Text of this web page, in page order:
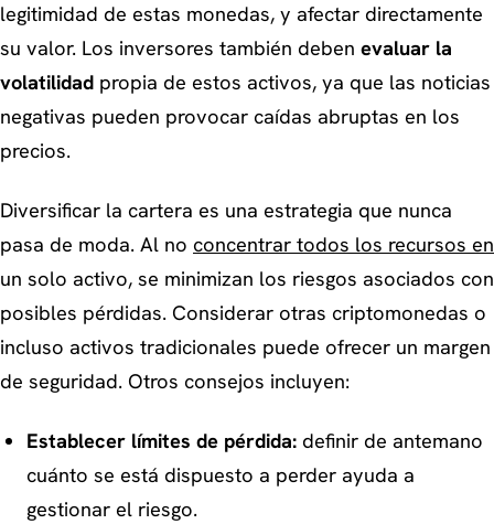
legitimidad de estas monedas, y afectar directamente
su valor. Los inversores también deben evaluar la
volatilidad propia de estos activos, ya que las noticias
negativas pueden provocar caídas abruptas en los
precios.
Diversificar la cartera es una estrategia que nunca
pasa de moda. Al no concentrar todos los recursos en
un solo activo, se minimizan los riesgos asociados con
posibles pérdidas. Considerar otras criptomonedas o
incluso activos tradicionales puede ofrecer un margen
de seguridad. Otros consejos incluyen:
Establecer límites de pérdida:definir de antemano
cuánto se está dispuesto a perder ayuda a
gestionar el riesgo.